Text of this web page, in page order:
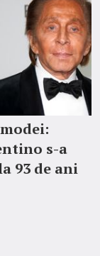
s-a
93 de ani